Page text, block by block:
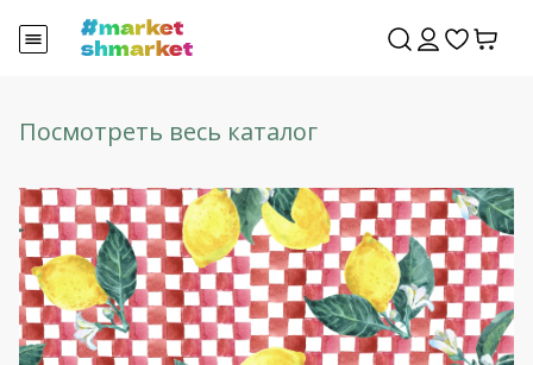
Посмотреть весь каталог